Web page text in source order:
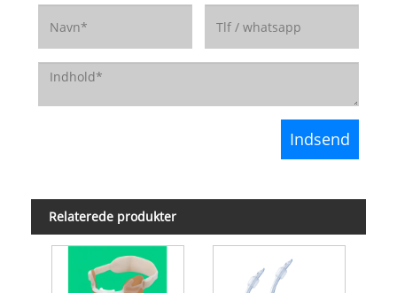
Relaterede produkter